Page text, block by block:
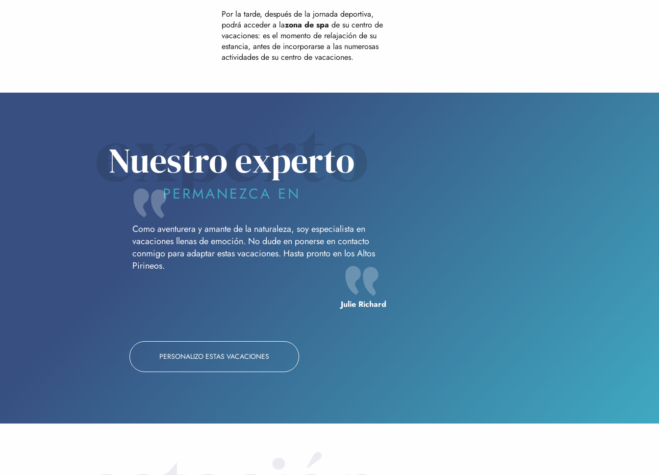
Por la tarde, después de la jornada deportiva,
podrá acceder a lazona de spa de su centro de
vacaciones: es el momento de relajación de su
estancia, antes de incorporarse a las numerosas
actividades de su centro de vacaciones.
experto
Nuestro experto
PERMANEZCA EN
Como aventurera y amante de la naturaleza, soy especialista en
vacaciones llenas de emoción. No dude en ponerse en contacto
conmigo para adaptar estas vacaciones. Hasta pronto en los Altos
Pirineos.
Julie Richard
PERSONALIZO ESTAS VACACIONES